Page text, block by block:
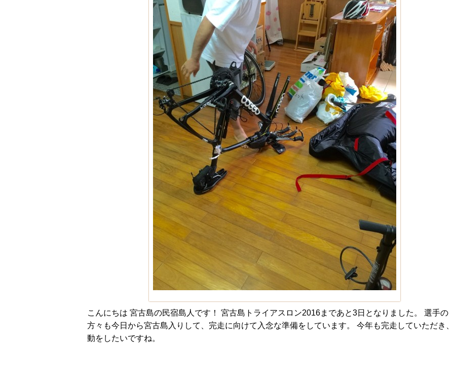
こんにちは 宮古島の民宿島人です！ 宮古島トライアスロン2016まであと3日となりました。 選手の
方々も今日から宮古島入りして、完走に向けて入念な準備をしています。 今年も完走していただき
動をしたいですね。